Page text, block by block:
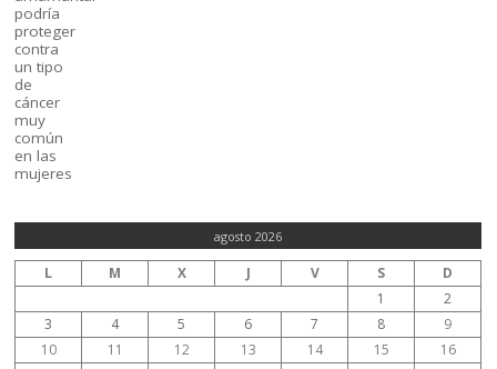
agosto 2026
L M X J V S
D
1
2
3
4 5 6 7 8
9
10
11 12 13 14 15
16